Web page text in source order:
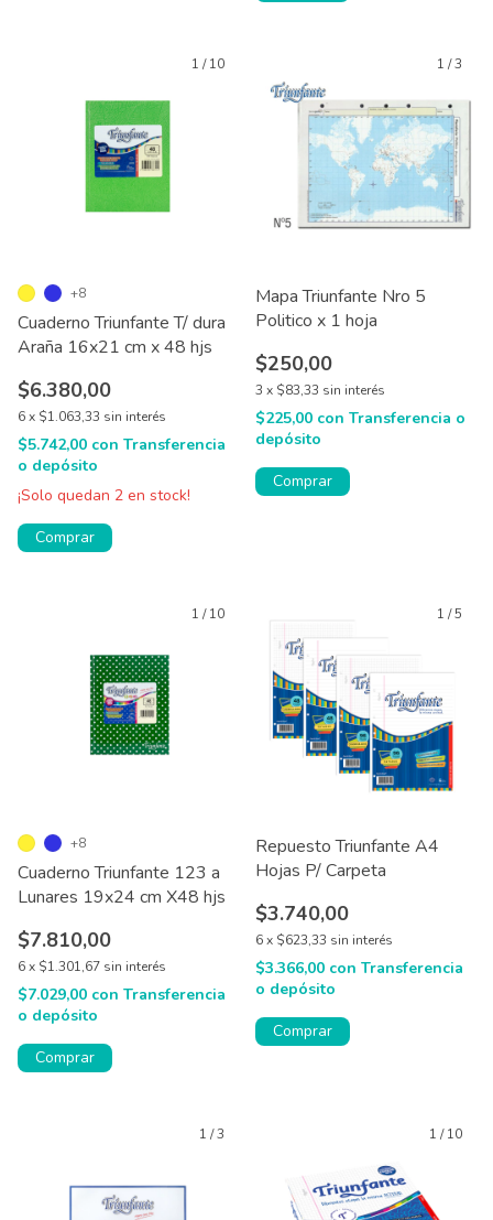
1 /10
Cuaderno Triunfante T/ dura
Araña 16x21 cm x 48 hjs
$6.380,00
6x $1.063,33 sin interés
$5.742,00 con Transferencia
o depósito
¡Solo quedan 2 en stock!
+8
Comprar
1 /3
Mapa Triunfante Nro 5
Politico x 1 hoja
$250,00
3 x $83,33 sin interés
$225,00 con Transferencia o
depósito
Comprar
1 /10
Cuaderno Triunfante 123 a
Lunares 19x24 cm X48 hjs
$7.810,00
6x $1.301,67 sin interés
$7.029,00 con Transferencia
o depósito
+8
Comprar
1 /5
Repuesto Triunfante A4
Hojas P/ Carpeta
$3.740,00
6x $623,33 sin interés
$3.366,00 con Transferencia
o depósito
Comprar
1 /3 1 /10